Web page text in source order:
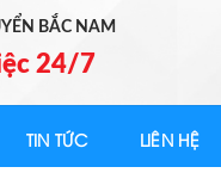
BẮC NAM
24/7
TIN TỨC LIÊN HỆ